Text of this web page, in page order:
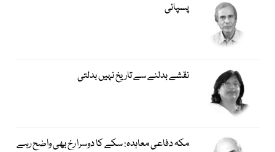
پسپائی
نقشے بدلنے سے تاریخ نہیں بدلتی
مکہ دفاعی معاہدہ: سکے کا دوسرا رخ بھی واضح رہے